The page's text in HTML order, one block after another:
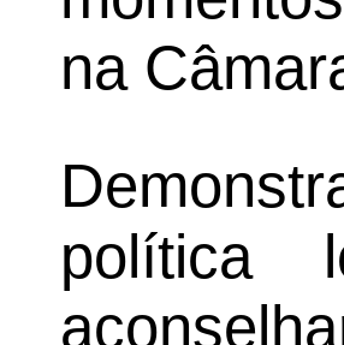
na
política